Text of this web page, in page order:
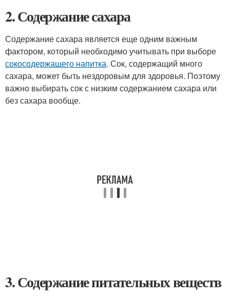
2. Содержание сахара
Содержание сахара является еще одним важным
фактором, который необходимо учитывать при выборе
сокосодержащего напитка. Сок, содержащий много
сахара, может быть нездоровым для здоровья. Поэтому
важно выбирать сок с низким содержанием сахара или
без сахара вообще.
3. Содержание питательных веществ